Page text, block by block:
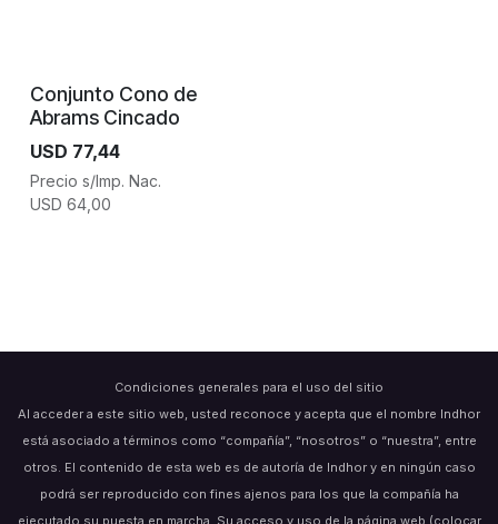
Conjunto Cono de
Abrams Cincado
USD 77,44
Precio s/Imp. Nac.
USD 64,00
Condiciones generales para el uso del sitio
Al acceder a este sitio web, usted reconoce y acepta que el nombre Indhor
está asociado a términos como “compañía”, “nosotros” o “nuestra”, entre
otros. El contenido de esta web es de autoría de Indhor y en ningún caso
podrá ser reproducido con fines ajenos para los que la compañía ha
ejecutado su puesta en marcha. Su acceso y uso de la página web (colocar